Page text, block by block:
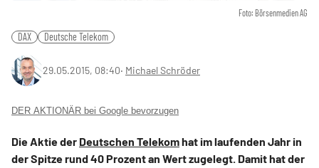
Foto: Börsenmedien AG
DAX Deutsche Telekom
29.05.2015, 08:40‧ Michael Schröder
DER AKTIONÄR bei Google bevorzugen
Die Aktie der Deutschen Telekomhat im laufenden Jahr in
der Spitze rund 40 Prozent an Wert zugelegt. Damit hat der